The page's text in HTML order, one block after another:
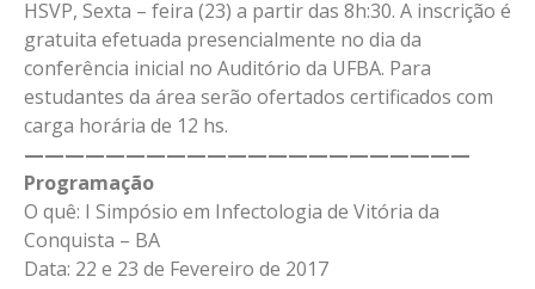
HSVP, Sexta – feira (23) a partir das 8h:30. A inscrição é
gratuita efetuada presencialmente no dia da
conferência inicial no Auditório da UFBA. Para
estudantes da área serão ofertados certificados com
carga horária de 12 hs.
——————————————————————
Programação
O quê: I Simpósio em Infectologia de Vitória da
Conquista – BA
Data: 22 e 23 de Fevereiro de 2017